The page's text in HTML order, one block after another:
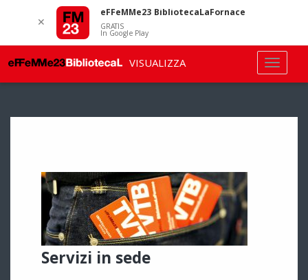
Servizi in sede
✕
eFFeMMe23 BibliotecaLaFornace
GRATIS
In Google Play
VISUALIZZA